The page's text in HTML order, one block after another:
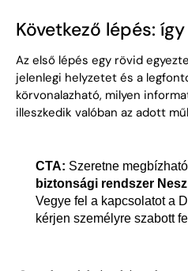
Következő lépés:
Az első lépés egy rövid
jelenlegi helyzetet és a
körvonalazható, milyen
illeszkedik valóban az adott
CTA: Szeretne megbízható
biztonsági rendszer
Vegye fel a kapcsolatot a
kérjen személyre szabott